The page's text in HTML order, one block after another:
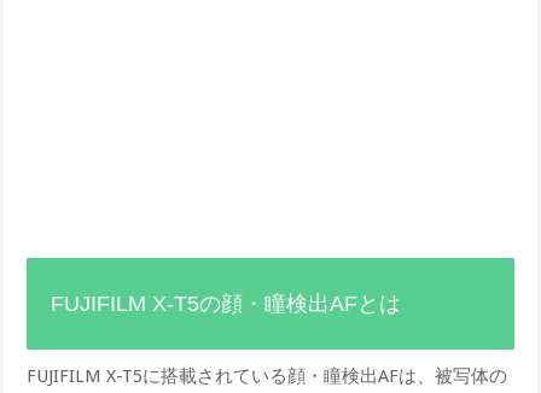
FUJIFILM X-T5の顔・瞳検出AFとは
FUJIFILM X-T5に搭載されている顔・瞳検出AFは、被写体の